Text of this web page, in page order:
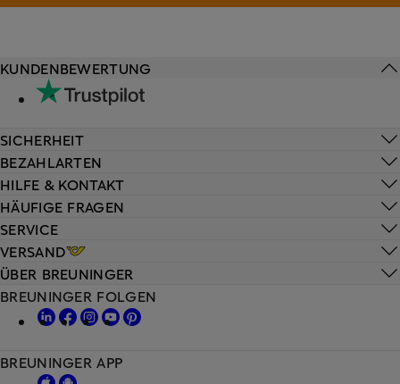
HILFE & KONTAKT
HÄUFIGE FRAGEN
SERVICE
VERSAND
KUNDENBEWERTUNG
SICHERHEIT
BEZAHLARTEN
ÜBER BREUNINGER
BREUNINGER FOLGEN
BREUNINGER APP